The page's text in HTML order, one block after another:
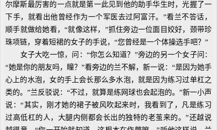
尔摩斯最厉害的一点就是第一此见到他的助手华生时，光握了一
下手，就看出他曾经作为一个军医去过阿富汗。”看兰不答话，
顺手就做给她看，“就像这样，”抓住旁边一位面目姣好，颈带珍
珠项链，穿着短裙的女子的手说，“您曾经是一个体操选手吧？”
女子大吃一惊，问：“你怎么知道？”旁边的另一个女子问：
“她是你的朋友吗，瞳？”看旁边的兰不解，新一说：“是因为她手
心上的水泡，女的手上会长那么多水泡，就是因为练习过单杠之
类的。”兰反驳说：“不过，就算是练网球也会起泡的。”新一小声
说：“其实，刚才她的裙子被风吹起来时，我看到了，凡是练习
过高低杠的人，大腿内侧都会长出的独特的老茧来的。”还越说